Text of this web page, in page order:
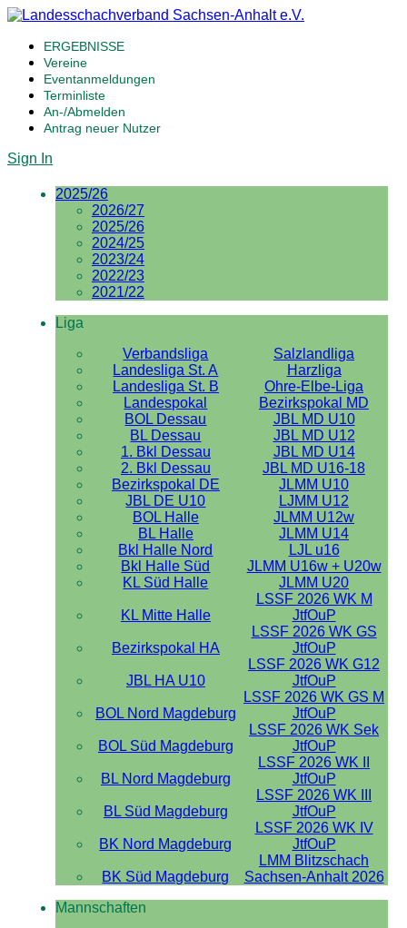
ERGEBNISSE
Vereine
Eventanmeldungen
Terminliste
An-/Abmelden
Antrag neuer Nutzer
Sign In
2025/26
2026/27
2025/26
2024/25
2023/24
2022/23
2021/22
Liga
Verbandsliga
Salzlandliga
Landesliga St. A
Harzliga
Landesliga St. B
Ohre-Elbe-Liga
Landespokal
Bezirkspokal MD
BOL Dessau
JBL MD U10
BL Dessau
JBL MD U12
1. Bkl Dessau
JBL MD U14
2. Bkl Dessau
JBL MD U16-18
Bezirkspokal DE
JLMM U10
JBL DE U10
LJMM U12
BOL Halle
JLMM U12w
BL Halle
JLMM U14
Bkl Halle Nord
LJL u16
Bkl Halle Süd
JLMM U16w + U20w
KL Süd Halle
JLMM U20
KL Mitte Halle
LSSF 2026 WK M
JtfOuP
Bezirkspokal HA
LSSF 2026 WK GS
JtfOuP
JBL HA U10
LSSF 2026 WK G12
JtfOuP
BOL Nord Magdeburg
LSSF 2026 WK GS M
JtfOuP
BOL Süd Magdeburg
LSSF 2026 WK Sek
JtfOuP
BL Nord Magdeburg
LSSF 2026 WK II
JtfOuP
BL Süd Magdeburg
LSSF 2026 WK III
JtfOuP
BK Nord Magdeburg
LSSF 2026 WK IV
JtfOuP
BK Süd Magdeburg
LMM Blitzschach
Sachsen-Anhalt 2026
Mannschaften